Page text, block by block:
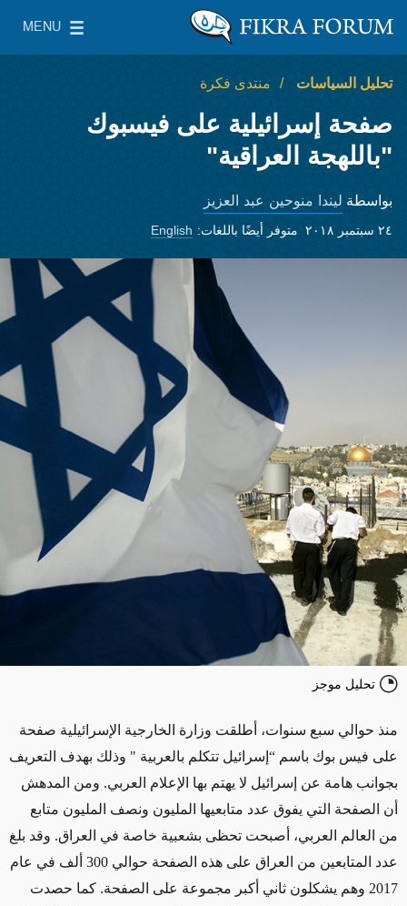
معهد واشنطن لسياسات الشرق الأدنى
MENU
Main Menu
تحليل السياسات منتدى فكرة
صفحة إسرائيلية على فيسبوك
"باللهجة العراقية"
بواسطة ليندا منوحين عبد العزيز
٢٤ سبتمبر ٢٠١٨ متوفر أيضًا باللغات: English
تحليل موجز
منذ حوالي سبع سنوات، أطلقت وزارة الخارجية الإسرائيلية صفحة
على فيس بوك باسم “إسرائيل تتكلم بالعربية " وذلك بهدف التعريف
بجوانب هامة عن إسرائيل لا يهتم بها الإعلام العربي. ومن المدهش
أن الصفحة التي يفوق عدد متابعيها المليون ونصف المليون متابع
من العالم العربي، أصبحت تحظى بشعبية خاصة في العراق. وقد بلغ
عدد المتابعين من العراق على هذه الصفحة حوالي 300 ألف في عام
2017 وهم يشكلون ثاني أكبر مجموعة على الصفحة. كما حصدت